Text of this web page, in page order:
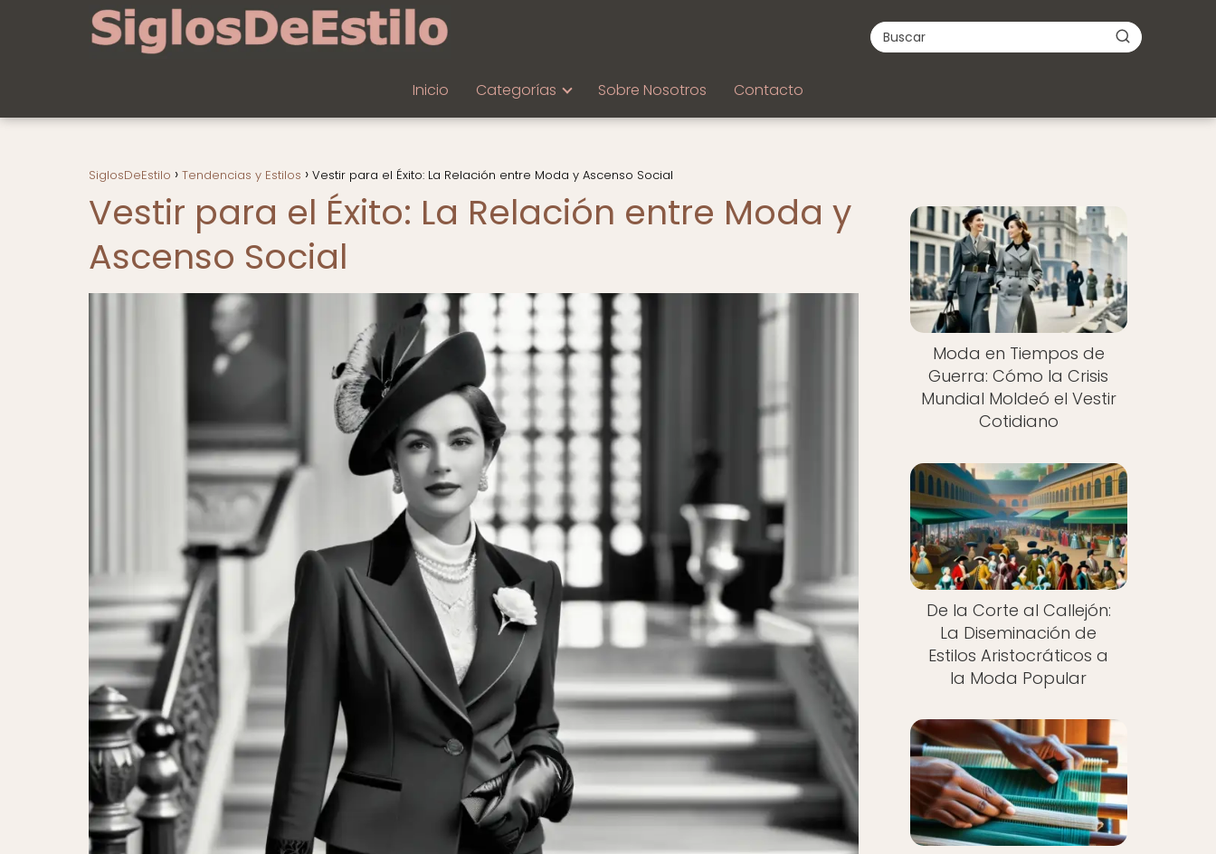
Inicio Categorías Sobre Nosotros Contacto
SiglosDeEstilo Tendencias y Estilos Vestir para el Éxito: La Relación entre Moda y Ascenso Social
Vestir para el Éxito: La Relación entre Moda y
Ascenso Social
Moda en Tiempos de
Guerra: Cómo la Crisis
Mundial Moldeó el Vestir
Cotidiano
De la Corte al Callejón:
La Diseminación de
Estilos Aristocráticos a
la Moda Popular